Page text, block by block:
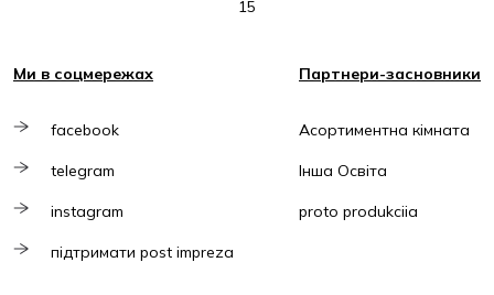
15
Ми в соцмережах
facebook
telegram
instagram
підтримати post impreza
Партнери-засновники
Асортиментна кімната
Інша Освіта
proto produkciia